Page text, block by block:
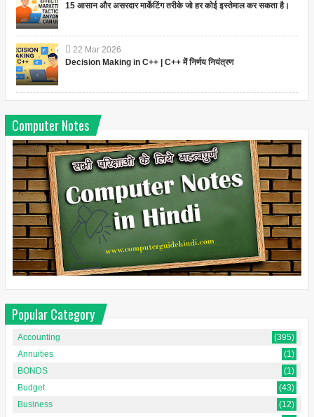
15 आसान और असरदार मार्केटिंग तरीके जो हर कोई इस्तेमाल कर सकता है।
22 Mar 2026
Decision Making in C++ | C++ में निर्णय नियंत्रण
Computer Notes
Popular Category
Accounting
(395)
Annuities
(1)
BONDS
(1)
Budget
(43)
Business
(12)